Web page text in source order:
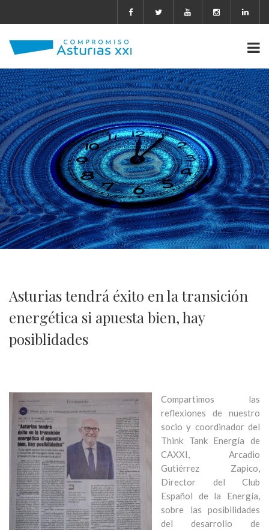
Asturias tendrá éxito en la transición
energética si apuesta bien, hay
posiblidades
Compartimos las
reflexiones de nuestro
socio y coordinador del
Think Tank Energía de
CAXXI, Arcadio
Gutiérrez Zapico,
Director del Club
Español de la Energía,
sobre las posibilidades
del desarrollo de